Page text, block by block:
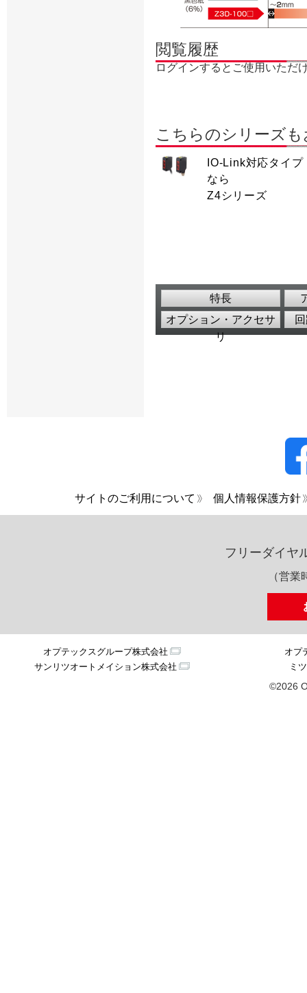
閲覧履歴
ログインするとご使用いただ
こちらのシリーズ
IO-Link対応タイプ
なら
Z4シリーズ
特長
オプション・アクセサ
リ
サイトのご利用について 個人情報保護方針
フリーダイヤ
（営
オプテックスグループ株式会社
オプ
サンリツオートメイション株式会社
ミ
©2026